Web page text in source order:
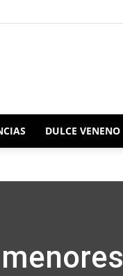
DULCE VENENO